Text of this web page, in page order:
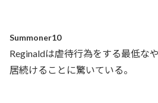
Summoner10
Reginaldは虐待行為をする最低な
居続けることに驚いている。